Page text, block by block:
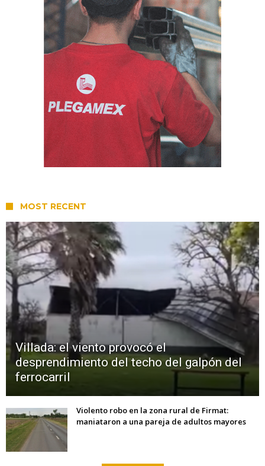
MOST RECENT
Villada: el viento provocó el
desprendimiento del techo del galpón del
ferrocarril
Violento robo en la zona rural de Firmat:
maniataron a una pareja de adultos mayores